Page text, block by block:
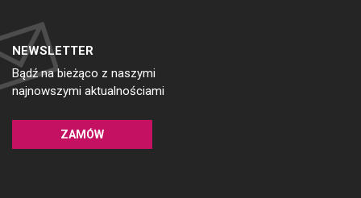
NEWSLETTER
Bądź na bieżąco z naszymi
najnowszymi aktualnościami
ZAMÓW